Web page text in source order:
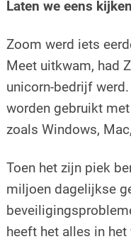
Laten we eens
Zoom werd iets
Meet uitkwam, had
unicorn-bedrijf
worden gebruikt
zoals Windows,
Toen het zijn piek
miljoen dagelijkse
heeft het alles in